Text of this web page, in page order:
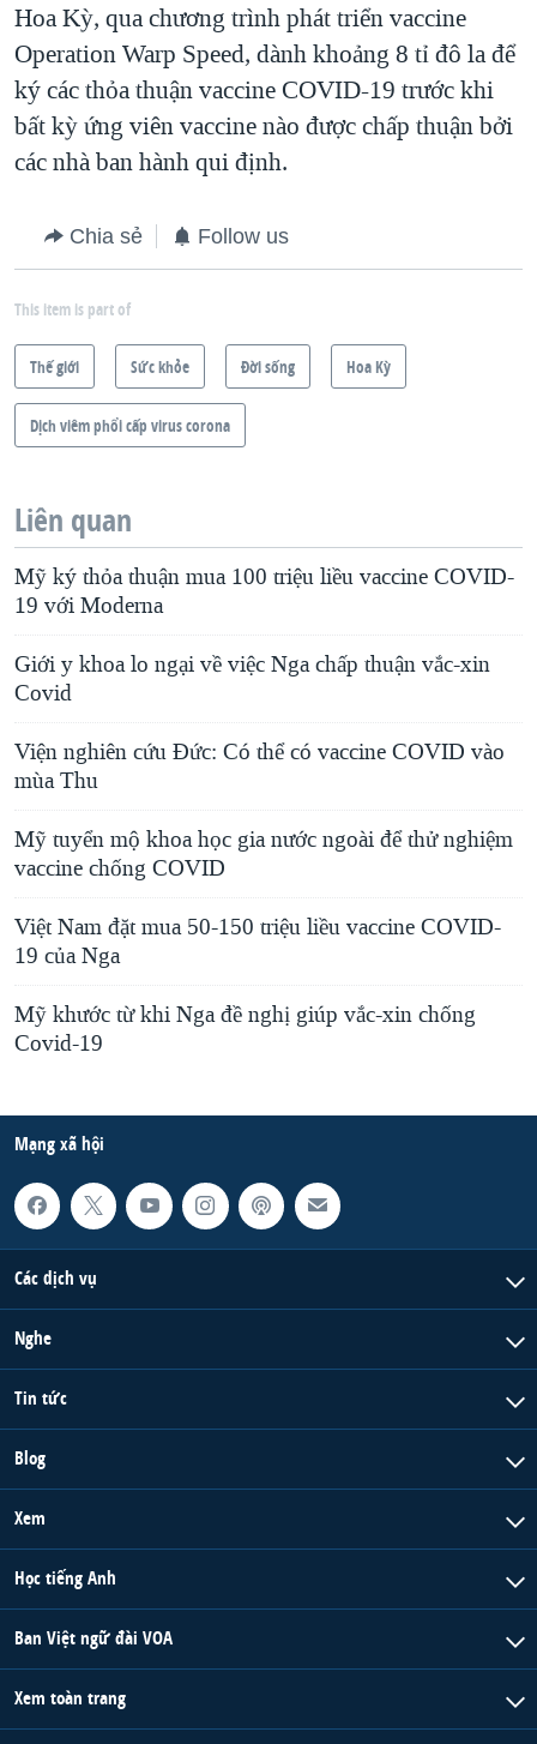
Hoa Kỳ, qua chương trình phát triển vaccine
Operation Warp Speed, dành khoảng 8 tỉ đô la để
ký các thỏa thuận vaccine COVID-19 trước khi
bất kỳ ứng viên vaccine nào được chấp thuận bởi
các nhà ban hành qui định.
Chia sẻ Follow us
This item is part of
Thế giới Sức khỏe Ðời sống Hoa Kỳ
Dịch viêm phổi cấp virus corona
Liên quan
Mỹ ký thỏa thuận mua 100 triệu liều vaccine COVID-
19 với Moderna
Giới y khoa lo ngại về việc Nga chấp thuận vắc-xin
Covid
Viện nghiên cứu Đức: Có thể có vaccine COVID vào
mùa Thu
Mỹ tuyển mộ khoa học gia nước ngoài để thử nghiệm
vaccine chống COVID
Việt Nam đặt mua 50-150 triệu liều vaccine COVID-
19 của Nga
Mỹ khước từ khi Nga đề nghị giúp vắc-xin chống
Covid-19
Mạng xã hội
Các dịch vụ
Nghe
Tin tức
Blog
Xem
Học tiếng Anh
Ban Việt ngữ đài VOA
Xem toàn trang